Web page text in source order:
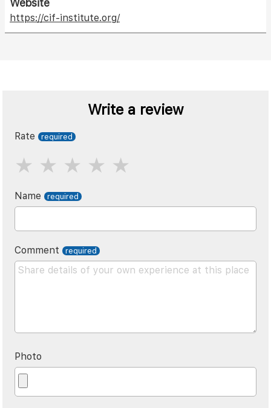
Website
https://cif-institute.org/
Write a review
Rate
Name
Comment
Photo